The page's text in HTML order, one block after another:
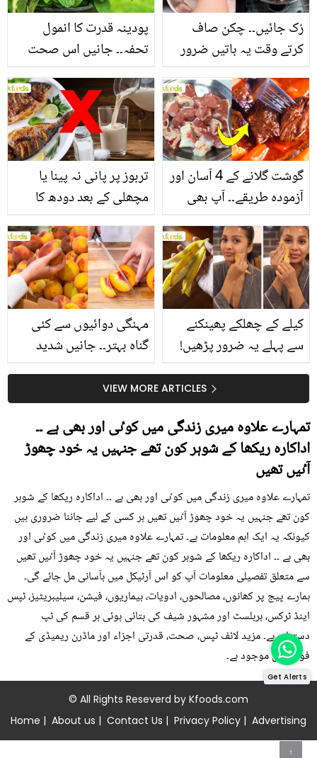
پودینہ قدرت کا انمول
تحفہ۔۔ جانیں اس صحت
بخش پتوں کے 10 حیرت
انگیز طبی فوائد
رُک جائیں۔۔ چکن صاف
کرتے وقت یہ باتیں ضرور
یاد رکھیں
تربوز پر پانی نہ پینا یا
مچھلی کے بعد دودھ کا
استعمال۔۔ جانیں کھانوں
سے متعلق غلط فہمیوں کی
حقیقت کیا ہے اور افواہ
کیا؟
گوشت گلانے کے 4 آسان اور
آزمودہ طریقے۔۔ آپ بھی
جانیں انٹرنیشنل شیف کے
بتائے راز
مہنگی دوائیوں سے کئی
گناہ بہتر۔۔ جانیں شدید
گرمی کے موسم میں آڑو
کیوں کھانا چاہیے؟
کیلے کے چھلکے پھینکنے
سے پہلے یہ ضرور پڑھیں!
جلد کے 3 بڑے مسائل کا
سستا اور قدرتی حلVIEW MORE ARTICLES
تمہارے علاوہ میری زندگی میں کوٸی اور بھی ہے ۔۔
اداکارہ ریکھا کے شوہر کون تھے جنہیں یہ خود چھوڑ
آٸیں تھیں
تمہارے علاوہ میری زندگی میں کوٸی اور بھی ہے ۔۔ اداکارہ ریکھا کے شوہر
کون تھے جنہیں یہ خود چھوڑ آٸیں تھیں ہر کسی کے لیے جاننا ضروری ہیں
کیونکہ یہ ایک اہم معلومات ہے۔ تمہارے علاوہ میری زندگی میں کوٸی اور
بھی ہے ۔۔ اداکارہ ریکھا کے شوہر کون تھے جنہیں یہ خود چھوڑ آٸیں تھیں
سے متعلق تفصیلی معلومات آپ کو اس آرٹیکل میں بآسانی مل جائے گی۔
ہمارے پیج پر کھانوں، مصالحوں، ادویات، بیماریوں، فیشن، سیلیبریٹیز، ٹپس
اینڈ ٹرکس، ہربلسٹ اور مشہور شیف کی بتائی ہوئی ہر قسم کی ٹپ
دستیاب ہے۔ مزید لائف ٹپس، صحت، قدرتی اجزاء اور ماڈرن ریمیڈی کے
فوڈز میں موجود ہے۔
© All Rights Reseverd by Kfoods.com
Home | About us | Contact Us | Privacy Policy | Advertising
↑
Get Alerts